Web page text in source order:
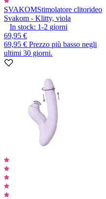
SVAKOMStimolatore clitorideo
Svakom - Klitty, viola
In stock: 1-2 giorni
69,95 €
69,95 € Prezzo più basso negli
ultimi 30 giorni.